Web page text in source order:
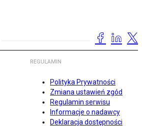
REGULAMIN
Polityka Prywatności
Zmiana ustawień zgód
Regulamin serwisu
Informacje o nadawcy
Deklaracja dostępności